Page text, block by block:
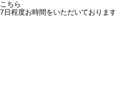
ちら
程度お時間をいただいておりま